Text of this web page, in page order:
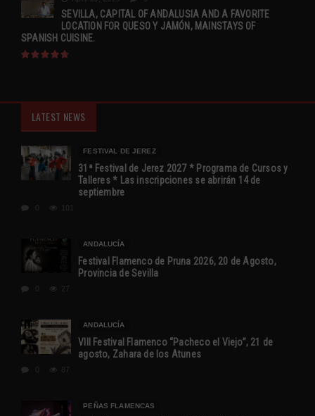
SEVILLA, CAPITAL OF ANDALUSIA AND A FAVORITE
LOCATION FOR QUESO Y JAMÓN, MAINSTAYS OF
SPANISH CUISINE.
LATEST NEWS
FESTIVAL DE JEREZ
31ª Festival de Jerez 2027 * Programa de Cursos y
Talleres * Las inscripciones se abrirán 14 de
septiembre
ANDALUCÍA
Festival Flamenco de Pruna 2026, 20 de Agosto,
Provincia de Sevilla
27
ANDALUCÍA
VIII Festival Flamenco “Pacheco el Viejo”, 21 de
agosto, Zahara de los Atunes
87
PEÑAS FLAMENCAS